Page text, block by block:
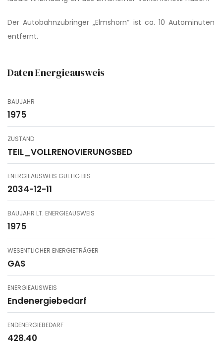
Der Autobahnzubringer „Elmshorn“ ist ca. 10 Autominuten
entfernt.
Daten Energieausweis
BAUJAHR
1975
ZUSTAND
TEIL_VOLLRENOVIERUNGSBED
ENERGIEAUSWEIS GÜLTIG BIS
2034-12-11
BAUJAHR LT. ENERGIEAUSWEIS
1975
WESENTLICHER ENERGIETRÄGER
GAS
ENERGIEAUSWEIS
Endenergiebedarf
ENDENERGIEBEDARF
428.40